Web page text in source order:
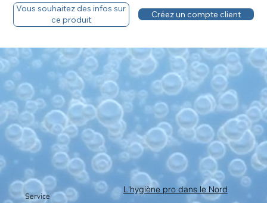
Vous souhaitez des infos sur
ce produit
Créez un compte client
Service
L'hygiène pro dans le Nord